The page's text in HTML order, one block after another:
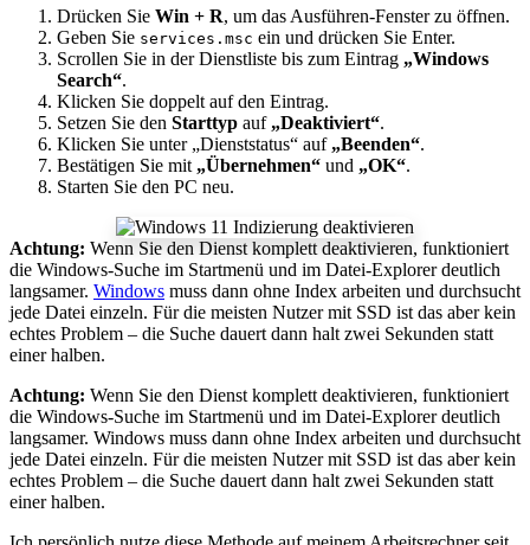
Drücken Sie Win + R, um das Ausführen-Fenster zu öffnen.
Geben Sie services.msc ein und drücken Sie Enter.
Scrollen Sie in der Dienstliste bis zum Eintrag „Windows
Search“.
Klicken Sie doppelt auf den Eintrag.
Setzen Sie den Starttyp auf „Deaktiviert“.
Klicken Sie unter „Dienststatus“ auf „Beenden“.
Bestätigen Sie mit „Übernehmen“ und „OK“.
Starten Sie den PC neu.
Achtung: Wenn Sie den Dienst komplett deaktivieren, funktioniert
die Windows-Suche im Startmenü und im Datei-Explorer deutlich
langsamer. Windows muss dann ohne Index arbeiten und durchsucht
jede Datei einzeln. Für die meisten Nutzer mit SSD ist das aber kein
echtes Problem – die Suche dauert dann halt zwei Sekunden statt
einer halben.
Achtung: Wenn Sie den Dienst komplett deaktivieren, funktioniert
die Windows-Suche im Startmenü und im Datei-Explorer deutlich
langsamer. Windows muss dann ohne Index arbeiten und durchsucht
jede Datei einzeln. Für die meisten Nutzer mit SSD ist das aber kein
echtes Problem – die Suche dauert dann halt zwei Sekunden statt
einer halben.